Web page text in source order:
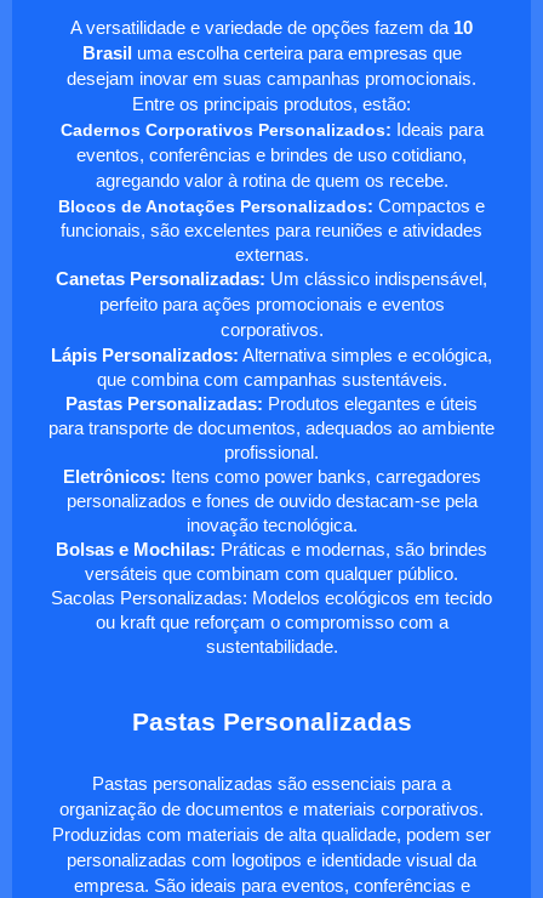
A versatilidade e variedade de opções fazem da 10
Brasil uma escolha certeira para empresas que
desejam inovar em suas campanhas promocionais.
Entre os principais produtos, estão:
Cadernos Corporativos Personalizados: Ideais para
eventos, conferências e brindes de uso cotidiano,
agregando valor à rotina de quem os recebe.
Blocos de Anotações Personalizados: Compactos e
funcionais, são excelentes para reuniões e atividades
externas.
Canetas Personalizadas: Um clássico indispensável,
perfeito para ações promocionais e eventos
corporativos.
Lápis Personalizados: Alternativa simples e ecológica,
que combina com campanhas sustentáveis.
Pastas Personalizadas: Produtos elegantes e úteis
para transporte de documentos, adequados ao ambiente
profissional.
Eletrônicos: Itens como power banks, carregadores
personalizados e fones de ouvido destacam-se pela
inovação tecnológica.
Bolsas e Mochilas: Práticas e modernas, são brindes
versáteis que combinam com qualquer público.
Sacolas Personalizadas: Modelos ecológicos em tecido
ou kraft que reforçam o compromisso com a
sustentabilidade.
Pastas Personalizadas
Pastas personalizadas são essenciais para a
organização de documentos e materiais corporativos.
Produzidas com materiais de alta qualidade, podem ser
personalizadas com logotipos e identidade visual da
empresa. São ideais para eventos, conferências e